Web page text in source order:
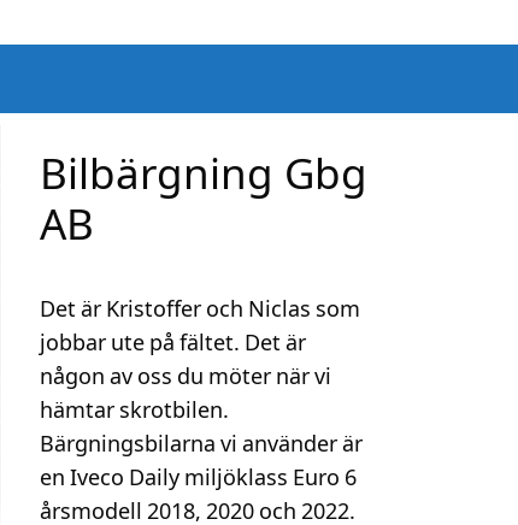
Bilbärgning Gbg
AB
Det är Kristoffer och Niclas som
jobbar ute på fältet. Det är
någon av oss du möter när vi
hämtar skrotbilen.
Bärgningsbilarna vi använder är
en Iveco Daily miljöklass Euro 6
årsmodell 2018, 2020 och 2022.